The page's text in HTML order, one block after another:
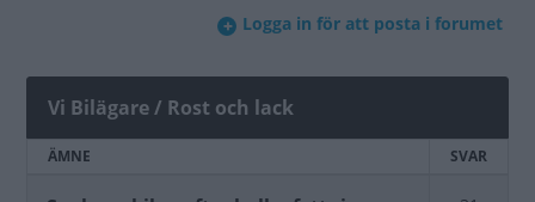
Logga in för att posta i forumet
Vi Bilägare / Rost och lack
ÄMNE SVAR